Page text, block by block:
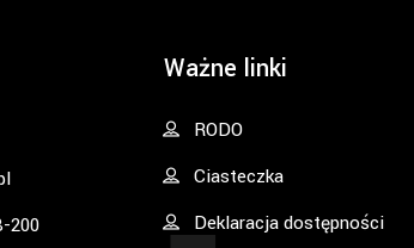
200
Ważne linki
RODO
Ciasteczka
Deklaracja dostępności